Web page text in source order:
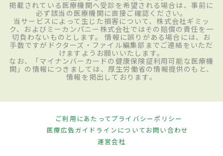
掲載されている医療機関へ受診を希望される場合は、事前に
必ず該当の医療機関に直接ご確認ください。
当サービスによって生じた損害について、株式会社ギミッ
ク、およびミーカンパニー株式会社ではその賠償の責任を一
切負わないものとします。 情報に誤りがある場合には、お
手数ですがドクターズ・ファイル編集部までご連絡をいただ
けますようお願いいたします。
なお、「マイナンバーカードの健康保険証利用可能な医療機
関」の情報につきましては、厚生労働省の情報提供のもと、
情報を掲出しております。
ご利用にあたってプライバシーポリシー
医療広告ガイドラインについてお問い合わせ
運営会社